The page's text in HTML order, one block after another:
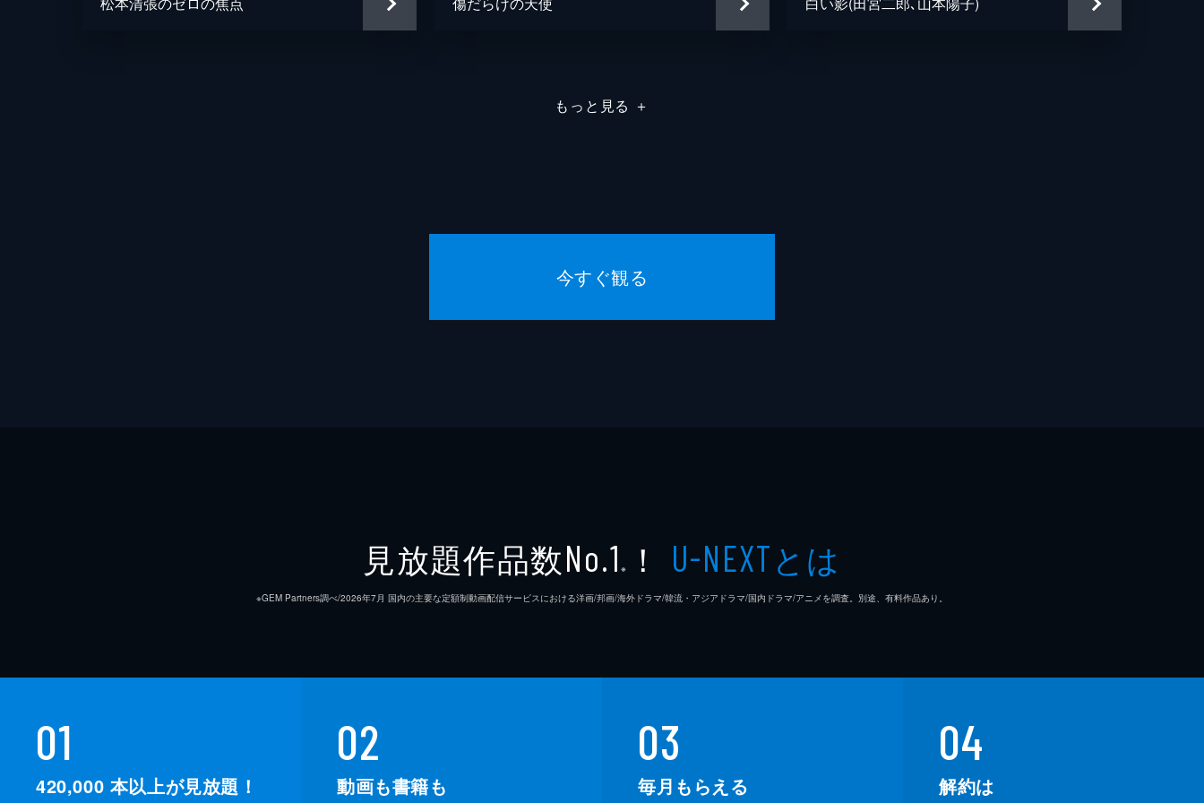
もっと見る ＋
今すぐ観る
見放題作品数No.1 ※ ！ U-NEXTとは
※GEM Partners調べ/2026年7⽉ 国内の主要な定額制動画配信サービスにおける洋画/邦画/海外ドラマ/韓流・アジアドラマ/国内ドラマ/アニメを調査。別途、有料作品あり。
01
420,000 本以上が見放題！
02
動画も書籍も
03
毎月もらえる
04
解約は